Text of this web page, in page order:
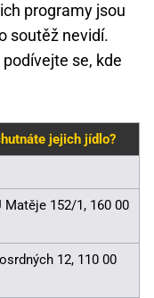
programy jsou
soutěž nevidí.
podívejte se, kde
jejich jídlo?
Matěje 152/1, 160 00
12, 110 00